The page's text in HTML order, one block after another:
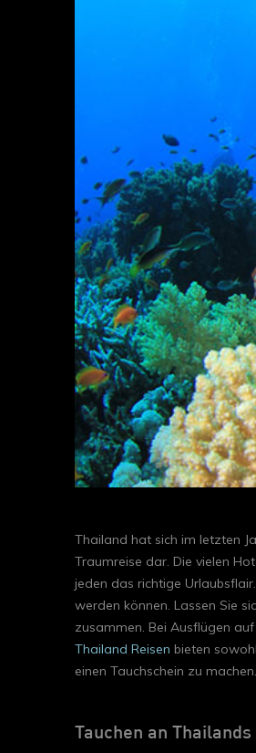
Thailand hat sich im letzten
Traumreise dar. Die vielen
jeden das richtige
werden können. Lassen Sie
zusammen. Bei Ausflügen
Thailand Reisen bieten
einen Tauchschein zu machen.
Tauchen an